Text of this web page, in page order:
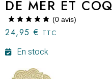
DE MER ET
(0 avis)
24,95€ TTC
En stock